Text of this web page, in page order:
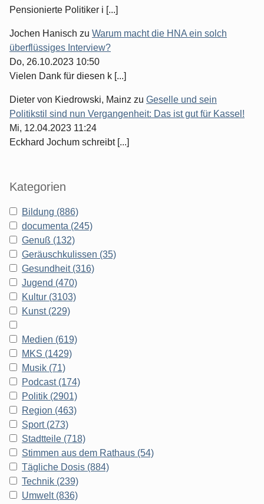
Pensionierte Politiker i [...]
Jochen Hanisch zu Warum macht die HNA ein solch
überflüssiges Interview?
Do, 26.10.2023 10:50
Vielen Dank für diesen k [...]
Dieter von Kiedrowski, Mainz zu Geselle und sein
Politikstil sind nun Vergangenheit: Das ist gut für Kassel!
Mi, 12.04.2023 11:24
Eckhard Jochum schreibt [...]
Kategorien
Bildung (886)
documenta (245)
Genuß (132)
Geräuschkulissen (35)
Gesundheit (316)
Jugend (470)
Kultur (3103)
Kunst (229)
Medien (619)
MKS (1429)
Musik (71)
Podcast (174)
Politik (2901)
Region (463)
Sport (273)
Stadtteile (718)
Stimmen aus dem Rathaus (54)
Tägliche Dosis (884)
Technik (239)
Umwelt (836)